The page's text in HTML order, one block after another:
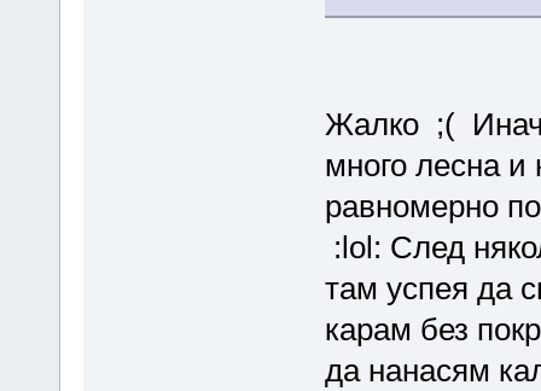
Жалко ;(
много лесна и
равномерно
:lol: След
там успея да
карам без
да нанасям